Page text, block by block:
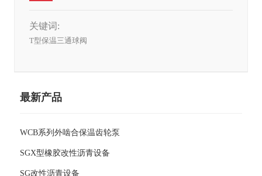
关键词:
T型保温三通球阀
最新产品
WCB系列外啮合保温齿轮泵
SGX型橡胶改性沥青设备
SG改性沥青设备